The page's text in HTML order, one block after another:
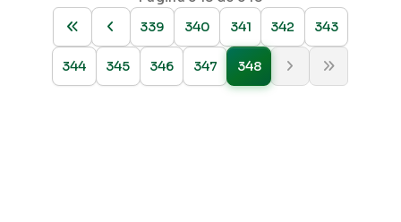
339
340 341 342 343
344 345 346 347 348